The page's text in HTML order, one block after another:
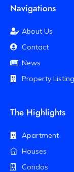
Navigations
About Us
Contact
News
Property Listing
The Highlights
Apartment
Houses
Condos